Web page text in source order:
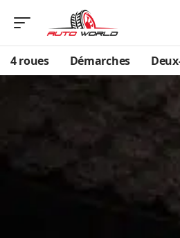
4 roues Démarches